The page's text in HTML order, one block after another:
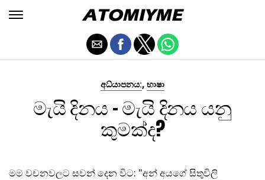
අධ්යාපනය:, භාෂා
මැයි දිනය - මැයි දිනය යනු
කුමක්ද?
මම වචනවලට සවන් දෙන විට: "අන් අයගේ සිතුවිලි